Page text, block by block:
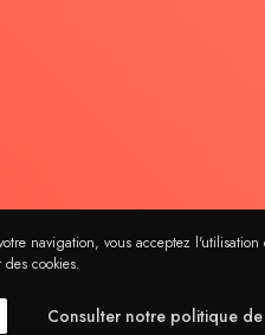
navigation, vous acceptez l'utilisation
cookies.
Consulter notre politique